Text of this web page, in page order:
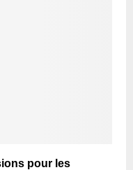
pour les